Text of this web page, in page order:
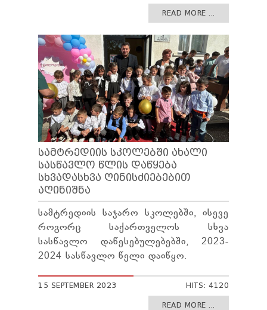
READ MORE ...
ᲡᲐᲛᲢᲠᲔᲓᲘᲘᲡ ᲡᲙᲝᲚᲔᲑᲨᲘ ᲐᲮᲐᲚᲘ
ᲡᲐᲡᲬᲐᲕᲚᲝ ᲬᲚᲘᲡ ᲓᲐᲬᲧᲔᲑᲐ
ᲡᲮᲕᲐᲓᲐᲡᲮᲕᲐ ᲦᲘᲜᲘᲡᲫᲘᲔᲑᲔᲑᲘᲗ
ᲐᲦᲘᲜᲘᲨᲜᲐ
სამტრედიის საჯარო სკოლებში, ისევე
როგორც საქართველოს სხვა
სასწავლო დაწესებულებებში, 2023-
2024 სასწავლო წელი დაიწყო.
15 SEPTEMBER 2023 HITS: 4120
READ MORE ...